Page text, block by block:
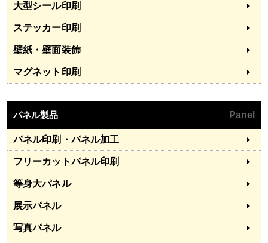
大型シール印刷
ステッカー印刷
壁紙・壁面装飾
マグネット印刷
パネル製品 Panel
パネル印刷・パネル加工
フリーカットパネル印刷
等身大パネル
展示パネル
写真パネル